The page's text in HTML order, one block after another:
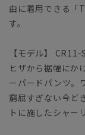
由に着用できる「
す。
【モデル】 CR11-S
ヒザから裾幅にか
ーパードパンツ。
窮屈すぎない今ど
トに施したシャー